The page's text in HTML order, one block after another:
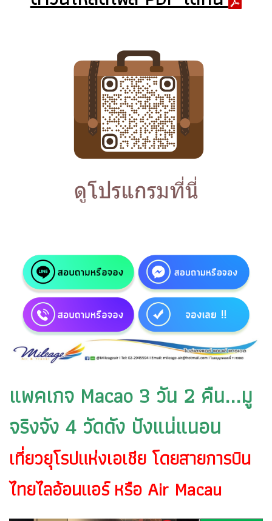
แพคเกจ Macao 3 วัน 2 คืน...มู
จริงจัง 4 วัดดัง ปังแน่แนอน
เที่ยวยุโรปแห่งเอเชีย โดยสายการบิน
ไทยไลอ้อนแอร์ หรือ Air Macau